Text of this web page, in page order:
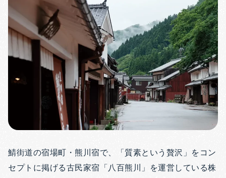
鯖街道の宿場町・熊川宿で、「質素という贅沢」をコン
セプトに掲げる古民家宿「八百熊川」を運営している株